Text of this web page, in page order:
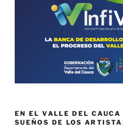
EN EL VALLE DEL CAUCA
SUEÑOS DE LOS